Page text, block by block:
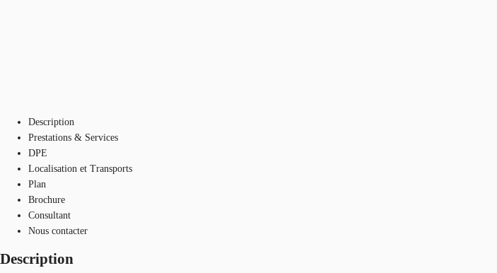
Description
Prestations & Services
DPE
Localisation et Transports
Plan
Brochure
Consultant
Nous contacter
Description